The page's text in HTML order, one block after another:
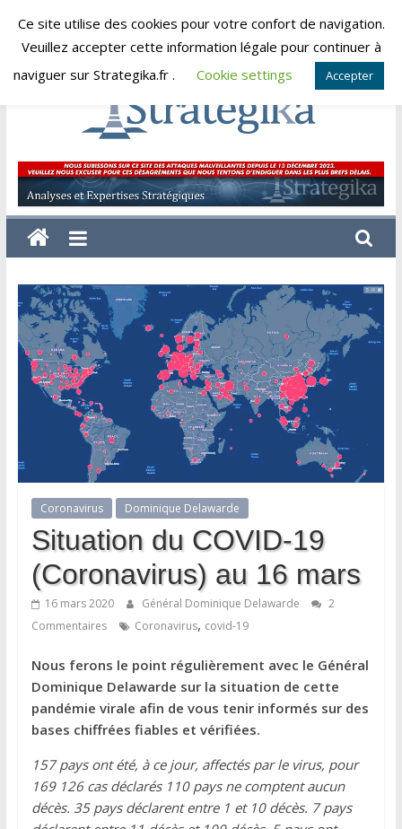
Skip
samedi, août 8, 2026
Strategika
Expertise
et
Analyses
Coronavirus Dominique Delawarde
Situation du COVID-19
(Coronavirus) au 16 mars
16 mars 2020 Général Dominique Delawarde
2
Commentaires
Coronavirus, covid-19
Nous ferons le point régulièrement avec le Général
Dominique Delawarde sur la situation de cette
pandémie virale afin de vous tenir informés sur des
bases chiffrées fiables et vérifiées.
157 pays ont été, à ce jour, affectés par le virus, pour
169 126 cas déclarés 110 pays ne comptent aucun
décès. 35 pays déclarent entre 1 et 10 décès. 7 pays
Ce site utilise des cookies pour votre confort de navigation.
Veuillez accepter cette information légale pour continuer à
naviguer sur Strategika.fr .
Cookie settings Accepter